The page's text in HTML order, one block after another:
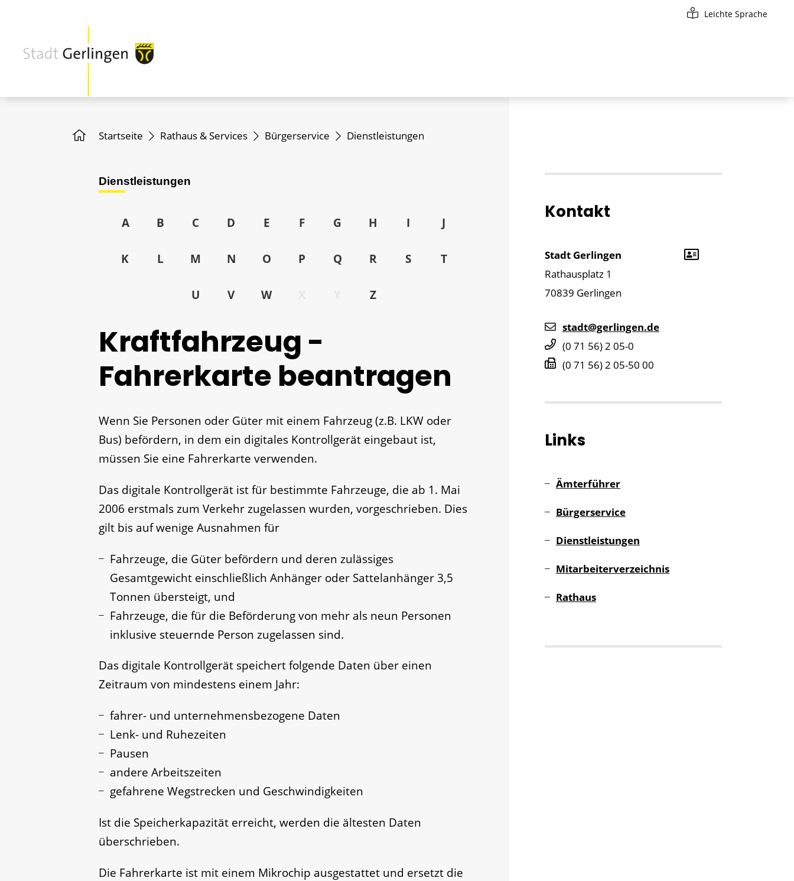
Leichte Sprache
Startseite Rathaus & Services Bürgerservice Dienstleistungen
Dienstleistungen
A B C D E F G H I J
K L M N O P Q R S T
U V W Z
Kraftfahrzeug -
Fahrerkarte beantragen
Wenn Sie Personen oder Güter mit einem Fahrzeug (z.B. LKW oder
Bus) befördern, in dem ein digitales Kontrollgerät eingebaut ist,
müssen Sie eine Fahrerkarte verwenden.
Das digitale Kontrollgerät ist für bestimmte Fahrzeuge, die ab 1. Mai
2006 erstmals zum Verkehr zugelassen wurden, vorgeschrieben. Dies
gilt bis auf wenige Ausnahmen für
Fahrzeuge, die Güter befördern und deren zulässiges
Gesamtgewicht einschließlich Anhänger oder Sattelanhänger 3,5
Tonnen übersteigt, und
Fahrzeuge, die für die Beförderung von mehr als neun Personen
inklusive steuernde Person zugelassen sind.
Das digitale Kontrollgerät speichert folgende Daten über einen
Zeitraum von mindestens einem Jahr:
fahrer- und unternehmensbezogene Daten
Lenk- und Ruhezeiten
Pausen
andere Arbeitszeiten
gefahrene Wegstrecken und Geschwindigkeiten
Ist die Speicherkapazität erreicht, werden die ältesten Daten
überschrieben.
Die Fahrerkarte ist mit einem Mikrochip ausgestattet und ersetzt die
Kontakt
Stadt Gerlingen
Rathausplatz 1
70839 Gerlingen
stadt@gerlingen.de
(0 71 56) 2 05-0
(0 71 56) 2 05-50 00
Links
Ämterführer
Bürgerservice
Dienstleistungen
Mitarbeiterverzeichnis
Rathaus